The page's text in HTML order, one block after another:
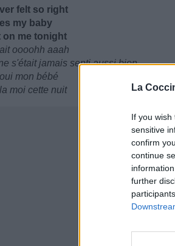
La
If you
sensitive
confirm
continue
further
felt so right
my baby
on me tonight
oooohh aaah
s'était jamais senti aussi bien
mon bébé
moi cette nuit